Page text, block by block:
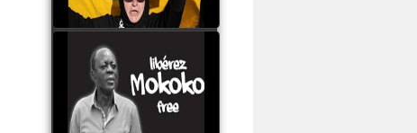
Le Général Mokoko est
l'unique légitimité
présidentielle du peuple
congolais